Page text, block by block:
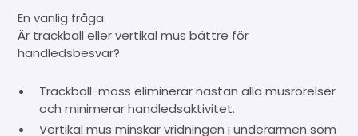
En vanlig fråga:
Är trackball eller vertikal mus bättre för
handledsbesvär?
Trackball-möss eliminerar nästan alla musrörelser
och minimerar handledsaktivitet.
Vertikal mus minskar vridningen i underarmen som